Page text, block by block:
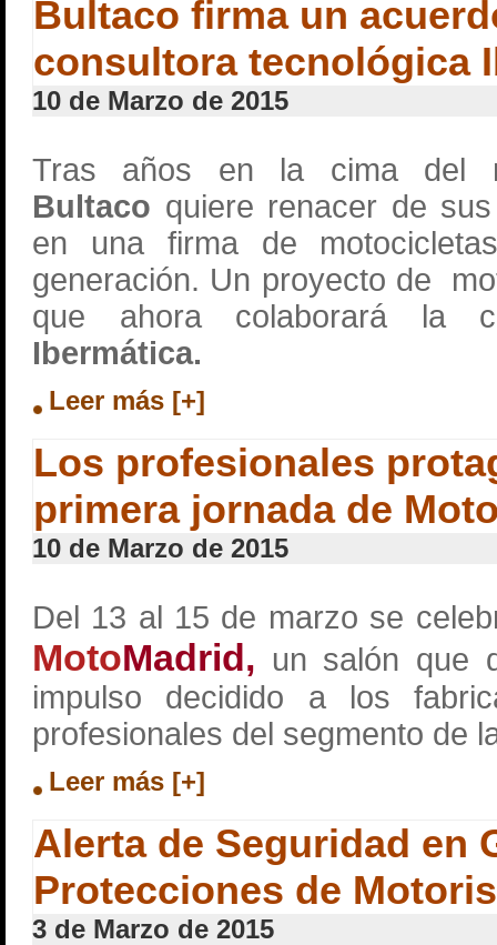
Bultaco firma un
consultora tecnológica
10 de Marzo de 2015
Tras años en la cima del
Bultaco quiere renacer de
en una firma de
generación. Un proyecto de
que ahora colaborará la
Ibermática.
Leer más [+]
Los profesionales
primera jornada de
10 de Marzo de 2015
Del 13 al 15 de marzo se
MotoMadrid, un salón que
impulso decidido a los
profesionales del segmento de
Leer más [+]
Alerta de Seguridad en
Protecciones de
3 de Marzo de 2015